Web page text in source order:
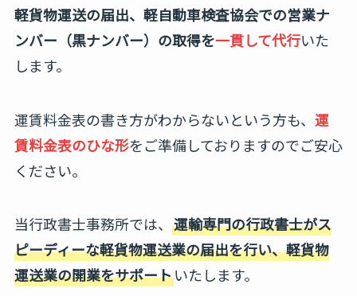
軽貨物運送の届出、軽自動車検査協会での営業ナ
ンバー（黒ナンバー）の取得を一貫して代行いた
します。
運賃料金表の書き方がわからないという方も、 運
賃料金表のひな形をご準備しておりますのでご安心
ください。
当行政書士事務所では、 運輸専門の行政書士がス
ピーディーな軽貨物運送業の届出を行い、軽貨物
運送業の開業をサポートいたします。